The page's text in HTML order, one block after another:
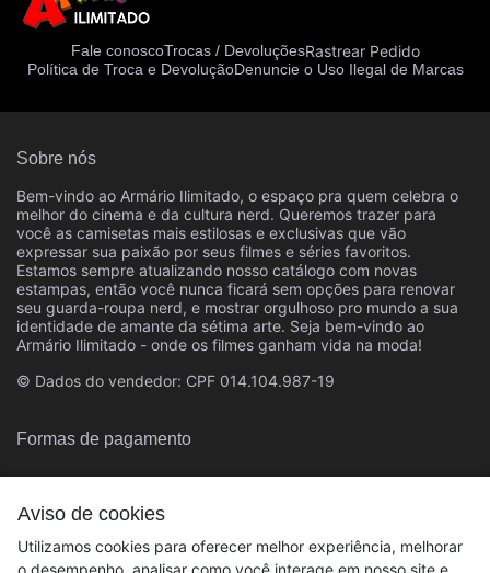
Aviso de cookies
Utilizamos cookies para oferecer melhor experiência, melhorar
o desempenho, analisar como você interage em nosso site e
Fale conoscoTrocas / DevoluçõesRastrear Pedido
Política de Troca e DevoluçãoDenuncie o Uso Ilegal de Marcas
Sobre nós
Bem-vindo ao Armário Ilimitado, o espaço pra quem celebra o
melhor do cinema e da cultura nerd. Queremos trazer para
você as camisetas mais estilosas e exclusivas que vão
expressar sua paixão por seus filmes e séries favoritos.
Estamos sempre atualizando nosso catálogo com novas
estampas, então você nunca ficará sem opções para renovar
seu guarda-roupa nerd, e mostrar orgulhoso pro mundo a sua
identidade de amante da sétima arte. Seja bem-vindo ao
Armário Ilimitado - onde os filmes ganham vida na moda!
© Dados do vendedor: CPF 014.104.987-19
Formas de pagamento